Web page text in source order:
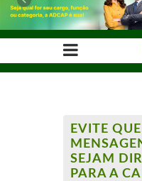
Previous
EVITE
SEJAM
PARA A